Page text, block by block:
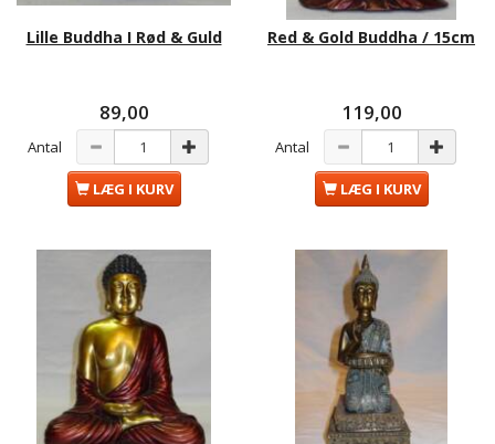
Lille Buddha I Rød & Guld
89,00
Antal
LÆG I KURV
Red & Gold Buddha / 15cm
119,00
Antal
LÆG I KURV